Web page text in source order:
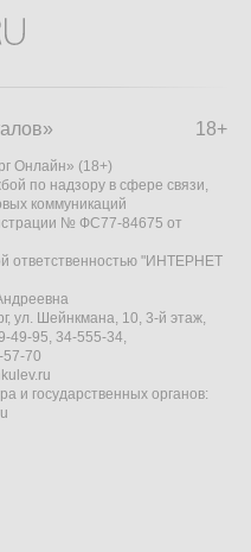
18+
Онлайн» (18+)
по надзору в сфере связи,
коммуникаций
№ ФС77-84675 от
ответственностью "ИНТЕРНЕТ
ул. Шейнкмана, 10, 3-й этаж,
49-95, 34-555-34,
57-70
и государственных органов: